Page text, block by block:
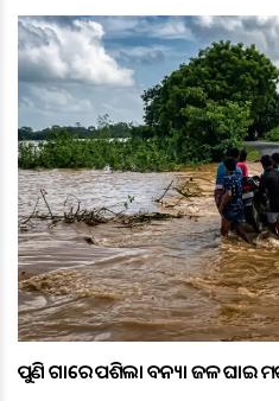
ପୁଣି ଗାଁରେ ପଶିଲା ବନ୍ୟା ଜଳ ଘାଇ